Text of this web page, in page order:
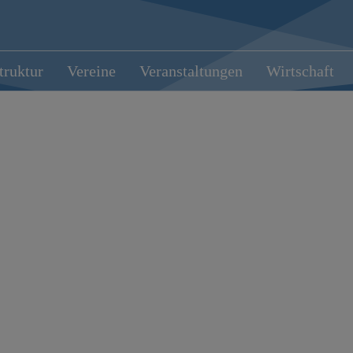
Vereine Veranstaltungen Wirtschaft